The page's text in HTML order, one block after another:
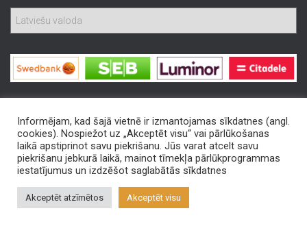
Hestia | Developed byThemeIsle
Informējam, kad šajā vietnē ir izmantojamas sīkdatnes (angl.
cookies). Nospiežot uz „Akceptēt visu“ vai pārlūkošanas
laikā apstiprinot savu piekrišanu. Jūs varat atcelt savu
piekrišanu jebkurā laikā, mainot tīmekļa pārlūkprogrammas
iestatījumus un izdzēšot saglabātās sīkdatnes
Akceptēt atzīmētos Akceptēt visu